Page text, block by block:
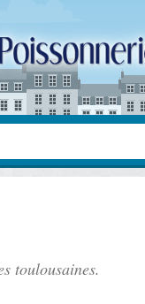
toulousaines.